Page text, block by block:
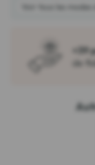
Voir tous les modes
+39
de